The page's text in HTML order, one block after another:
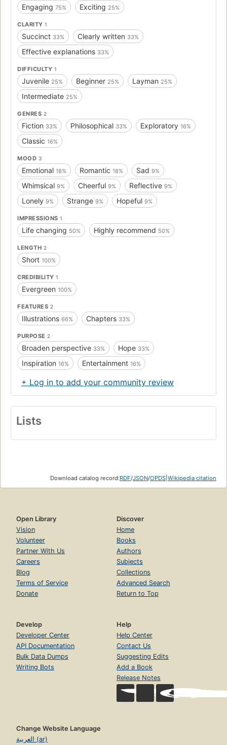
Engaging 75% Exciting 25%
CLARITY 1
Succinct 33% Clearly written 33%
Effective explanations 33%
DIFFICULTY 1
Juvenile 25% Beginner 25% Layman 25%
Intermediate 25%
GENRES 2
Fiction 33% Philosophical 33% Exploratory 16%
Classic 16%
MOOD 3
Emotional 18% Romantic 18% Sad 9%
Whimsical 9% Cheerful 9% Reflective 9%
Lonely 9% Strange 9% Hopeful 9%
IMPRESSIONS 1
Life changing 50% Highly recommend 50%
LENGTH 2
Short 100%
CREDIBILITY 1
Evergreen 100%
FEATURES 2
Illustrations 66% Chapters 33%
PURPOSE 2
Broaden perspective 33% Hope 33%
Inspiration 16% Entertainment 16%
+ Log in to add your community review
Lists
Download catalog record:RDF/JSON/OPDS Wikipedia citation
Open Library
Vision
Volunteer
Partner With Us
Careers
Blog
Terms of Service
Donate
Discover
Home
Books
Authors
Subjects
Collections
Advanced Search
Return to Top
Develop
Developer Center
API Documentation
Bulk Data Dumps
Writing Bots
Help
Help Center
Contact Us
Suggesting Edits
Add a Book
Release Notes
Change Website Language
العربية (ar)